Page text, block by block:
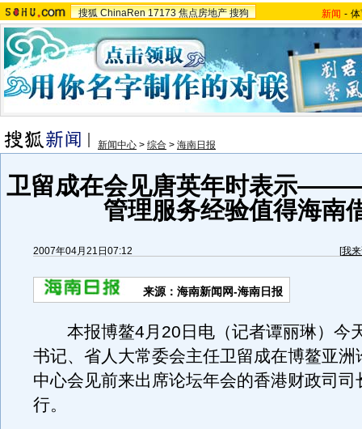
搜狐 ChinaRen 17173 焦点房地产 搜狗 新闻 -
新闻中心 > 综合 > 海南日报
卫留成在会见唐英年时表示
管理服务经验值得海南
2007年04月21日07:12 [我
来源：海南新闻网-海南日报
本报博鳌4月20日电（记者谭丽琳）今
书记、省人大常委会主任卫留成在博鳌亚洲
中心会见前来出席论坛年会的香港财政司司
行。